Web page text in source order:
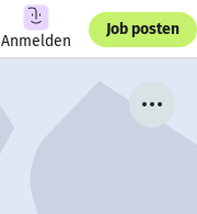
Anmelden
Job posten